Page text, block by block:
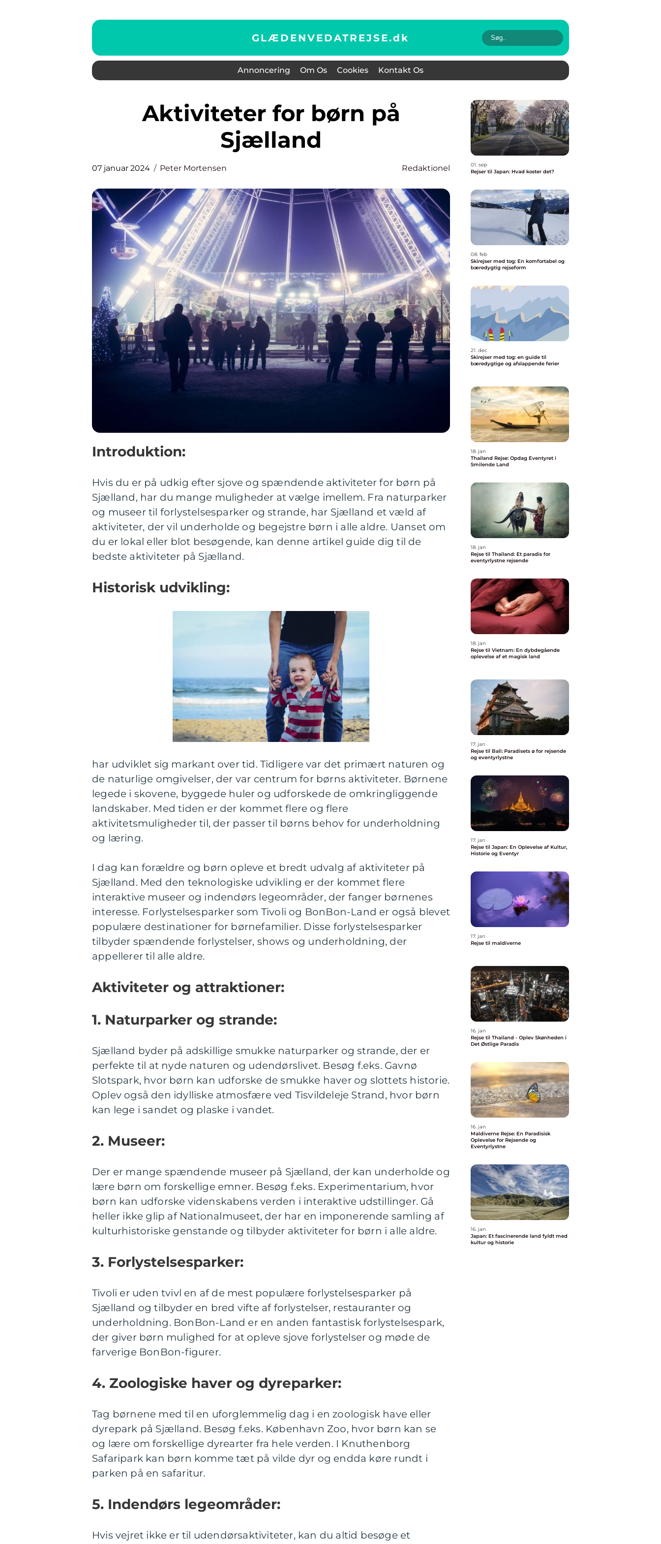
GLÆDENVEDATREJSE.dk
Annoncering Om Os Cookies Kontakt Os
Aktiviteter for børn på
Sjælland
07 januar 2024 Peter Mortensen Redaktionel
Introduktion:
Hvis du er på udkig efter sjove og spændende aktiviteter for børn på
Sjælland, har du mange muligheder at vælge imellem. Fra naturparker
og museer til forlystelsesparker og strande, har Sjælland et væld af
aktiviteter, der vil underholde og begejstre børn i alle aldre. Uanset om
du er lokal eller blot besøgende, kan denne artikel guide dig til de
bedste aktiviteter på Sjælland.
Historisk udvikling:
har udviklet sig markant over tid. Tidligere var det primært naturen og
de naturlige omgivelser, der var centrum for børns aktiviteter. Børnene
legede i skovene, byggede huler og udforskede de omkringliggende
landskaber. Med tiden er der kommet flere og flere
aktivitetsmuligheder til, der passer til børns behov for underholdning
og læring.
I dag kan forældre og børn opleve et bredt udvalg af aktiviteter på
Sjælland. Med den teknologiske udvikling er der kommet flere
interaktive museer og indendørs legeområder, der fanger børnenes
interesse. Forlystelsesparker som Tivoli og BonBon-Land er også blevet
populære destinationer for børnefamilier. Disse forlystelsesparker
tilbyder spændende forlystelser, shows og underholdning, der
appellerer til alle aldre.
Aktiviteter og attraktioner:
1. Naturparker og strande:
Sjælland byder på adskillige smukke naturparker og strande, der er
perfekte til at nyde naturen og udendørslivet. Besøg f.eks. Gavnø
Slotspark, hvor børn kan udforske de smukke haver og slottets historie.
Oplev også den idylliske atmosfære ved Tisvildeleje Strand, hvor børn
kan lege i sandet og plaske i vandet.
2. Museer:
Der er mange spændende museer på Sjælland, der kan underholde og
lære børn om forskellige emner. Besøg f.eks. Experimentarium, hvor
børn kan udforske videnskabens verden i interaktive udstillinger. Gå
heller ikke glip af Nationalmuseet, der har en imponerende samling af
kulturhistoriske genstande og tilbyder aktiviteter for børn i alle aldre.
3. Forlystelsesparker:
Tivoli er uden tvivl en af de mest populære forlystelsesparker på
Sjælland og tilbyder en bred vifte af forlystelser, restauranter og
underholdning. BonBon-Land er en anden fantastisk forlystelsespark,
der giver børn mulighed for at opleve sjove forlystelser og møde de
farverige BonBon-figurer.
4. Zoologiske haver og dyreparker:
Tag børnene med til en uforglemmelig dag i en zoologisk have eller
dyrepark på Sjælland. Besøg f.eks. København Zoo, hvor børn kan se
og lære om forskellige dyrearter fra hele verden. I Knuthenborg
Safaripark kan børn komme tæt på vilde dyr og endda køre rundt i
parken på en safaritur.
5. Indendørs legeområder:
Hvis vejret ikke er til udendørsaktiviteter, kan du altid besøge et
01. sep
Rejser til Japan: Hvad koster det?
08. feb
Skirejser med tog: En komfortabel og
bæredygtig rejseform
21. dec
Skirejser med tog: en guide til
bæredygtige og afslappende ferier
18. jan
Thailand Rejse: Opdag Eventyret i
Smilende Land
18. jan
Rejse til Thailand: Et paradis for
eventyrlystne rejsende
18. jan
Rejse til Vietnam: En dybdegående
oplevelse af et magisk land
17. jan
Rejse til Bali: Paradisets ø for rejsende
og eventyrlystne
17. jan
Rejse til Japan: En Oplevelse af Kultur,
Historie og Eventyr
17. jan
Rejse til maldiverne
16. jan
Rejse til Thailand - Oplev Skønheden i
Det Østlige Paradis
16. jan
Maldiverne Rejse: En Paradisisk
Oplevelse for Rejsende og
Eventyrlystne
16. jan
Japan: Et fascinerende land fyldt med
kultur og historie